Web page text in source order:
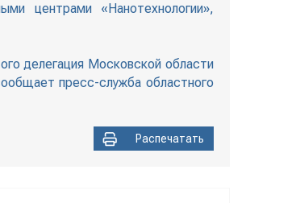
центрами «Нанотехнологии»,
делегация Московской области
пресс-служба областного
Распечатать